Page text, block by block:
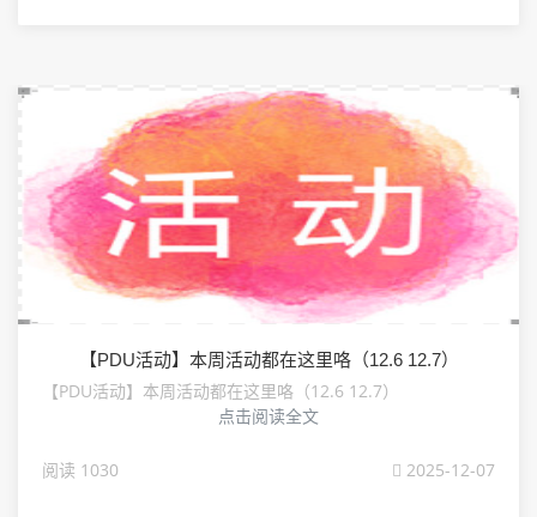
【PDU活动】本周活动都在这里咯（12.6 12.7）
【PDU活动】本周活动都在这里咯（12.6 12.7）
点击阅读全文
阅读 1030 2025-12-07